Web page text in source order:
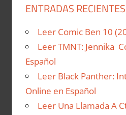
ENTRADAS RECIENTES
Leer Comic Ben 10
Leer TMNT: Jennika
Español
Leer Black Panther:
Online en Español
Leer Una Llamada A